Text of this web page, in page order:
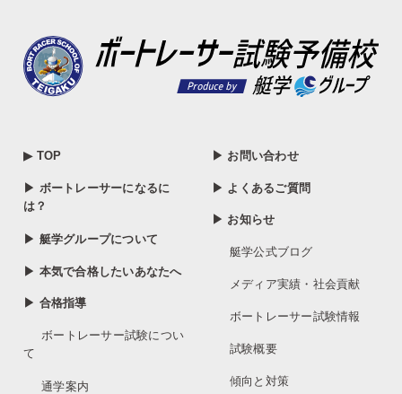
▶ TOP
▶ ボートレーサーになるに
は？
▶ 艇学グループについて
▶ 本気で合格したいあなたへ
▶ 合格指導
ボートレーサー試験につい
て
通学案内
▶ お問い合わせ
▶ よくあるご質問
▶ お知らせ
艇学公式ブログ
メディア実績・社会貢献
ボートレーサー試験情報
試験概要
傾向と対策